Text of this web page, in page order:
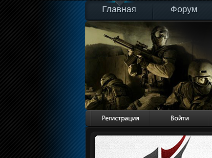
Главная Форум